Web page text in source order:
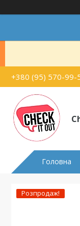
+380 (95) 570-99-
Головна
Розпродаж!